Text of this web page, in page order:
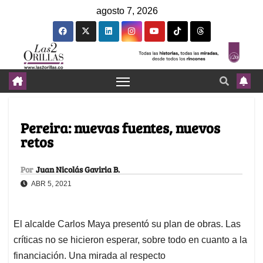
agosto 7, 2026
Pereira: nuevas fuentes, nuevos
retos
Por Juan Nicolás Gaviria B.
ABR 5, 2021
El alcalde Carlos Maya presentó su plan de obras. Las
críticas no se hicieron esperar, sobre todo en cuanto a la
financiación. Una mirada al respecto